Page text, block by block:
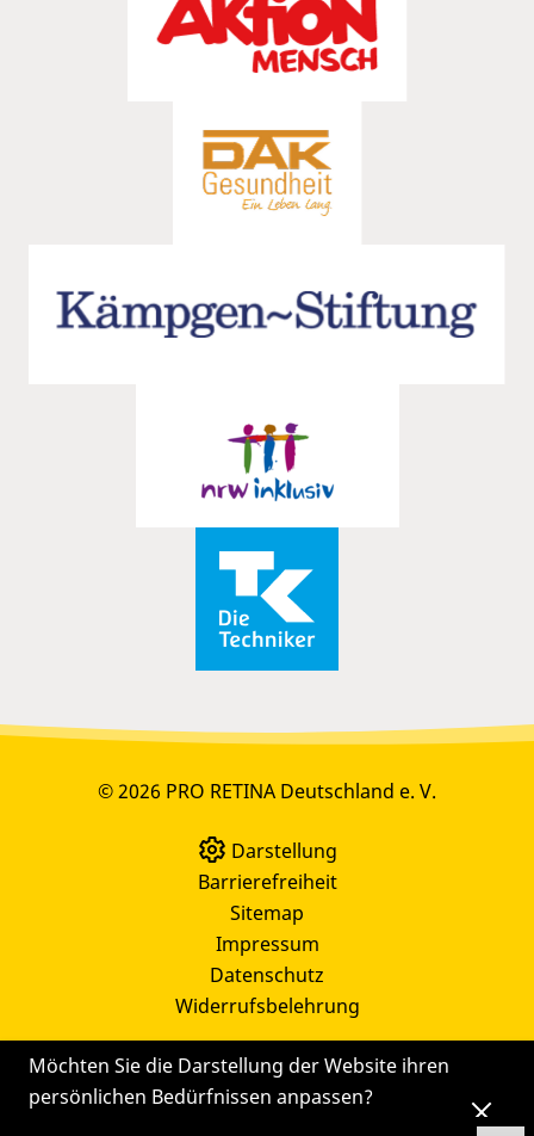
Möchten Sie die Darstellung der Website ihren
persönlichen Bedürfnissen anpassen?
© 2026 PRO RETINA Deutschland e. V.
Darstellung
Barrierefreiheit
Sitemap
Impressum
Datenschutz
Widerrufsbelehrung